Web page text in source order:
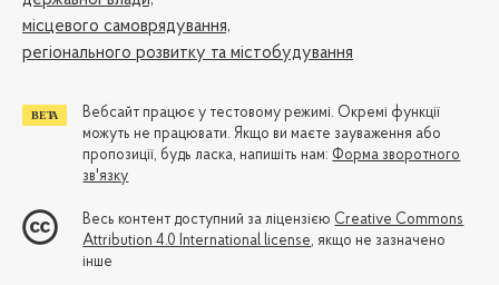
місцевого самоврядування,
регіонального розвитку та містобудування
Вебсайт працює у тестовому режимі. Окремі функції
можуть не працювати. Якщо ви маєте зауваження або
пропозиції, будь ласка, напишіть нам: Форма зворотного
зв'язку
Весь контент доступний за ліцензією Creative Commons
Attribution 4.0 International license, якщо не зазначено
інше